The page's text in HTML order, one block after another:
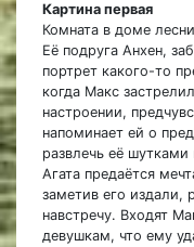
Картина первая
Комната в доме
Её подруга Анхен,
портрет какого-то
когда Макс
настроении,
напоминает ей о
развлечь её
Агата предаётся
заметив его издали,
навстречу. Входят
девушкам, что ему